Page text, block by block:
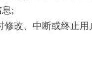
;
、中断或终止用